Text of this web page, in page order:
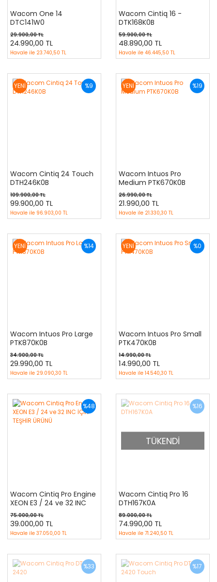
Wacom One 14
DTC141W0
29.900,00 TL
24.990,00 TL
Havale ile 23.740,50 TL
Wacom Cintiq 16 -
DTK168K0B
59.900,00 TL
48.890,00 TL
Havale ile 46.445,50 TL
%9
YENİ
Wacom Cintiq 24 Touch
DTH246K0B
109.900,00 TL
99.900,00 TL
Havale ile 96.903,00 TL
%19
YENİ
Wacom Intuos Pro
Medium PTK670K0B
26.990,00 TL
21.990,00 TL
Havale ile 21.330,30 TL
%14
YENİ
Wacom Intuos Pro Large
PTK870K0B
34.900,00 TL
29.990,00 TL
Havale ile 29.090,30 TL
%0
YENİ
Wacom Intuos Pro Small
PTK470K0B
14.990,00 TL
14.990,00 TL
Havale ile 14.540,30 TL
%48
Wacom Cintiq Pro Engine
XEON E3 / 24 ve 32 INC
İÇİN TEŞHİR ÜRÜNÜ
75.000,00 TL
39.000,00 TL
Havale ile 37.050,00 TL
%16
TÜKENDİ
Wacom Cintiq Pro 16
DTH167K0A
89.000,00 TL
74.990,00 TL
Havale ile 71.240,50 TL
%33 %17